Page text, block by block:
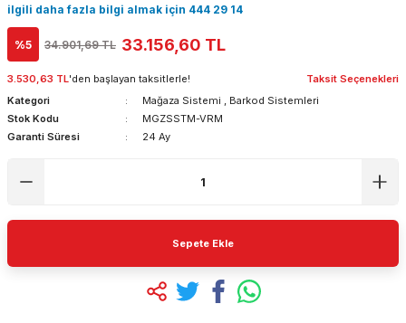
ilgili daha fazla bilgi almak için 444 29 14
%5 34.901,69 TL 33.156,60 TL
3.530,63 TL'den başlayan taksitlerle!
Taksit Seçenekleri
Kategori
Mağaza Sistemi , Barkod Sistemleri
Stok Kodu
MGZSSTM-VRM
Garanti Süresi
24 Ay
Sepete Ekle